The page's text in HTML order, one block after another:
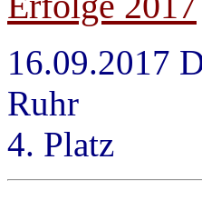
16.09.2017
Ruhr
4. Platz